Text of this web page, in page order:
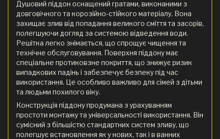
Душовий піддон оснащений гратами, виконаними з
довговічного та корозійно-стійкого матеріалу. Вона
захищає злив від попадання великого сміття та засорів,
полегшуючи догляд за системою відведення води.
Решітка легко знімається, що спрощує чищення та
технічне обслуговування. Поверхня піддону має
спеціальне протиковзне покриття, що знижує ризик
випадкових падінь і забезпечує безпеку під час
використання. Це особливо важливо для сімей з дітьми
та людьми похилого віку.
Конструкція піддону продумана з урахуванням
простоти монтажу та універсальності використання. Він
сумісний з більшістю стандартних систем зливу, що
полегшує встановлення як у нових, так і в ванних